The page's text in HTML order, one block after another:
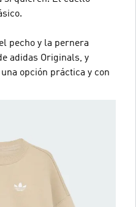
pecho y la pernera
adidas Originals, y
opción práctica y con